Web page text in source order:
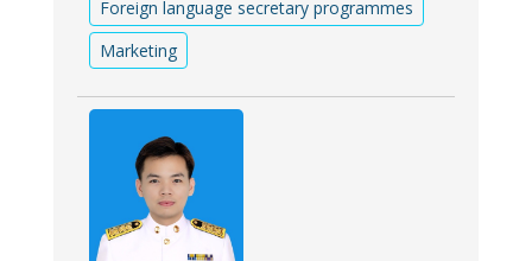
Foreign language secretary programmes
Marketing